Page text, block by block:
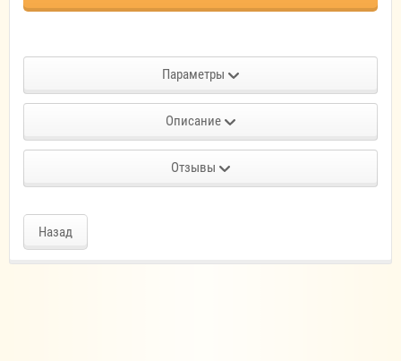
Параметры
Описание
Отзывы
Назад